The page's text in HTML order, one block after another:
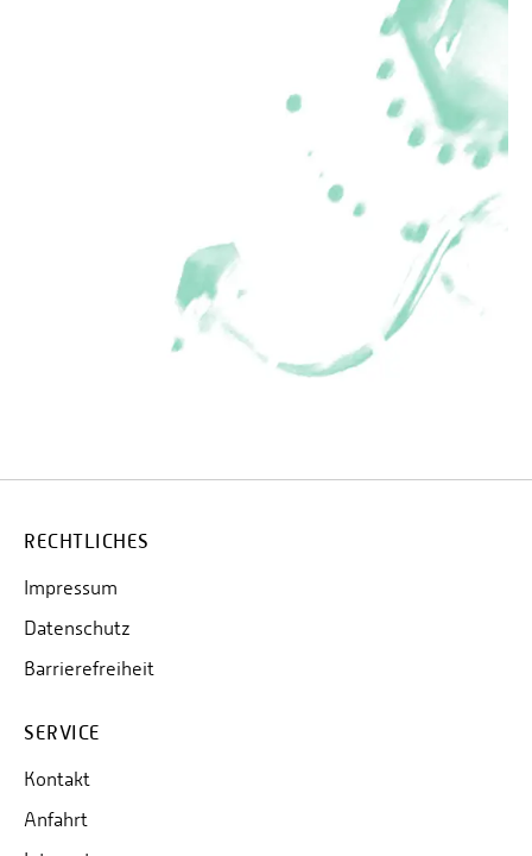
RECHTLICHES
Impressum
Datenschutz
Barrierefreiheit
SERVICE
Kontakt
Anfahrt